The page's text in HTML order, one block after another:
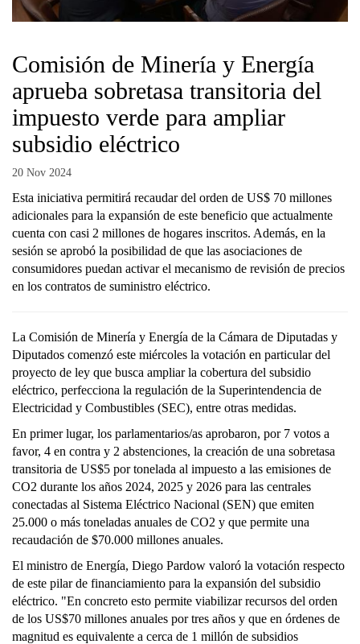
Comisión de Minería y Energía
aprueba sobretasa transitoria del
impuesto verde para ampliar
subsidio eléctrico
20 Nov 2024
Esta iniciativa permitirá recaudar del orden de US$ 70 millones
adicionales para la expansión de este beneficio que actualmente
cuenta con casi 2 millones de hogares inscritos. Además, en la
sesión se aprobó la posibilidad de que las asociaciones de
consumidores puedan activar el mecanismo de revisión de precios
en los contratos de suministro eléctrico.
La Comisión de Minería y Energía de la Cámara de Diputadas y
Diputados comenzó este miércoles la votación en particular del
proyecto de ley que busca ampliar la cobertura del subsidio
eléctrico, perfecciona la regulación de la Superintendencia de
Electricidad y Combustibles (SEC), entre otras medidas.
En primer lugar, los parlamentarios/as aprobaron, por 7 votos a
favor, 4 en contra y 2 abstenciones, la creación de una sobretasa
transitoria de US$5 por tonelada al impuesto a las emisiones de
CO2 durante los años 2024, 2025 y 2026 para las centrales
conectadas al Sistema Eléctrico Nacional (SEN) que emiten
25.000 o más toneladas anuales de CO2 y que permite una
recaudación de $70.000 millones anuales.
El ministro de Energía, Diego Pardow valoró la votación respecto
de este pilar de financiamiento para la expansión del subsidio
eléctrico. "En concreto esto permite viabilizar recursos del orden
de los US$70 millones anuales por tres años y que en órdenes de
magnitud es equivalente a cerca de 1 millón de subsidios